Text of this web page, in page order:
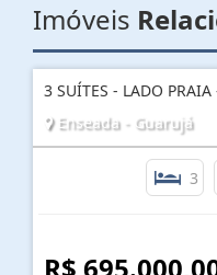
Imóveis
3 SUÍTES - LADO PRAIA
Enseada - Guarujá
3